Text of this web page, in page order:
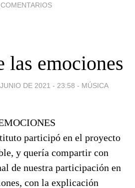
las emociones
DE 2021 - 23:58 - MÚSICA
participó en el proyecto
y quería compartir con
de nuestra participación en
con la explicación